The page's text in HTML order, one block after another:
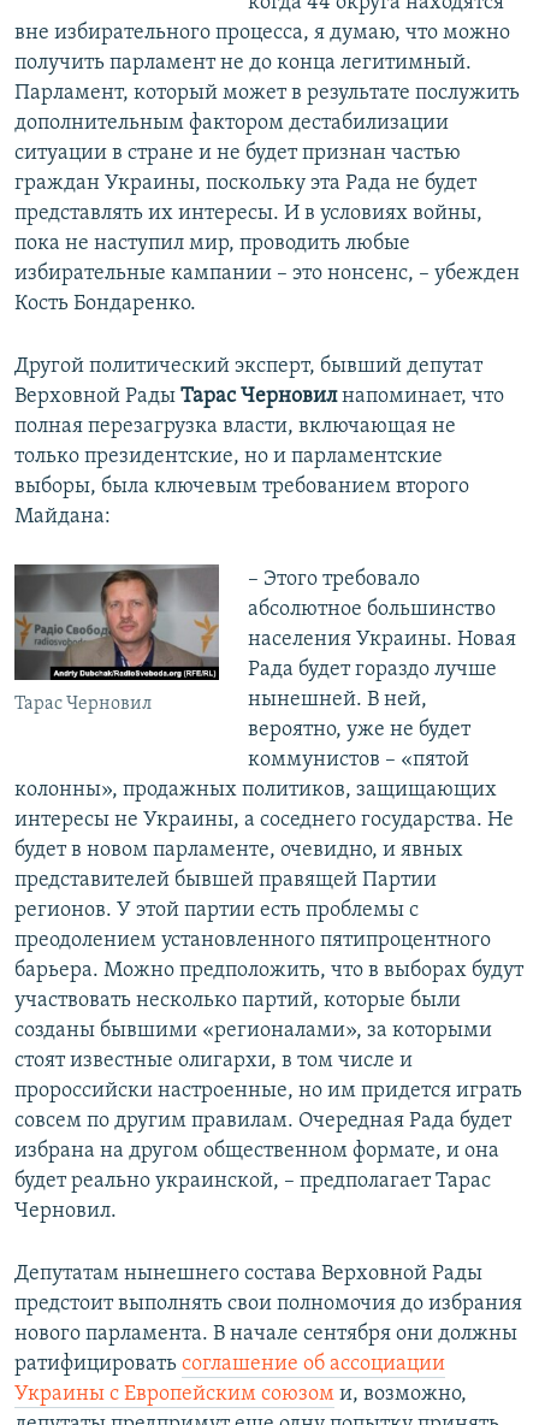
вне избирательного процесса, я думаю, что можно
получить парламент не до конца легитимный.
Парламент, который может в результате послужить
дополнительным фактором дестабилизации
ситуации в стране и не будет признан частью
граждан Украины, поскольку эта Рада не будет
представлять их интересы. И в условиях войны,
пока не наступил мир, проводить любые
избирательные кампании – это нонсенс, – убежден
Кость Бондаренко.
Другой политический эксперт, бывший депутат
Верховной Рады Тарас Черновилнапоминает, что
полная перезагрузка власти, включающая не
только президентские, но и парламентские
выборы, была ключевым требованием второго
Майдана:
Тарас Черновил
– Этого требовало
абсолютное большинство
населения Украины. Новая
Рада будет гораздо лучше
нынешней. В ней,
вероятно, уже не будет
коммунистов – «пятой
колонны», продажных политиков, защищающих
интересы не Украины, а соседнего государства. Не
будет в новом парламенте, очевидно, и явных
представителей бывшей правящей Партии
регионов. У этой партии есть проблемы с
преодолением установленного пятипроцентного
барьера. Можно предположить, что в выборах будут
участвовать несколько партий, которые были
созданы бывшими «регионалами», за которыми
стоят известные олигархи, в том числе и
пророссийски настроенные, но им придется играть
совсем по другим правилам. Очередная Рада будет
избрана на другом общественном формате, и она
будет реально украинской, – предполагает Тарас
Черновил.
Депутатам нынешнего состава Верховной Рады
предстоит выполнять свои полномочия до избрания
нового парламента. В начале сентября они должны
ратифицировать соглашение об ассоциации
Украины с Европейским союзом и, возможно,